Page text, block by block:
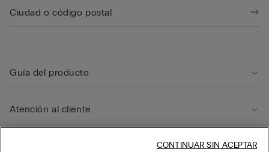
Guía del producto
Atención al cliente
CONTINUAR SIN ACEPTAR